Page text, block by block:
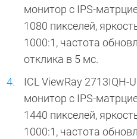
монитор с IPS-
1080 пикселей,
1000:1, частота
отклика в 5 мс.
ICL ViewRay
монитор с IPS-
1440 пикселей,
1000:1, частота